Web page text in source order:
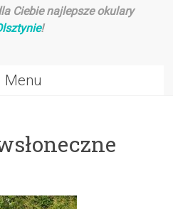
Ciebie najlepsze okulary
!
Menu